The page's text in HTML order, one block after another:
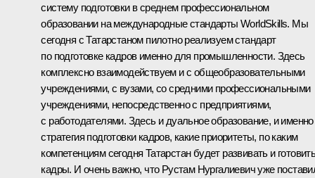
систему подготовки в среднем профессиональном
образовании на международные стандарты WorldSkills. Мы
сегодня с Татарстаном пилотно реализуем стандарт
по подготовке кадров именно для промышленности. Здесь
комплексно взаимодействуем и с общеобразовательными
учреждениями, с вузами, со средними профессиональными
учреждениями, непосредственно с предприятиями,
с работодателями. Здесь и дуальное образование, и именно
стратегия подготовки кадров, какие приоритеты, по каким
компетенциям сегодня Татарстан будет развивать и
кадры. И очень важно, что Рустам Нургалиевич уже